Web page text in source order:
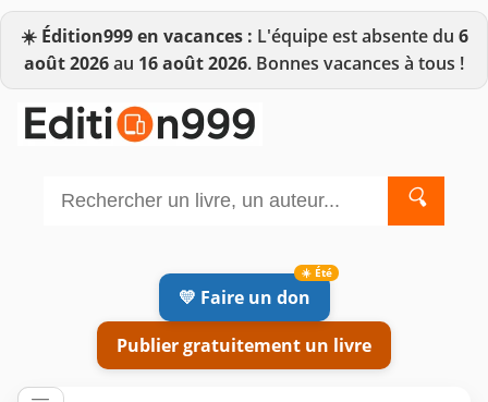
☀️ Édition999 en vacances : L'équipe est absente du 6
août 2026au 16 août 2026. Bonnes vacances à tous !
🔍
💛 Faire un don
Publier gratuitement un livre